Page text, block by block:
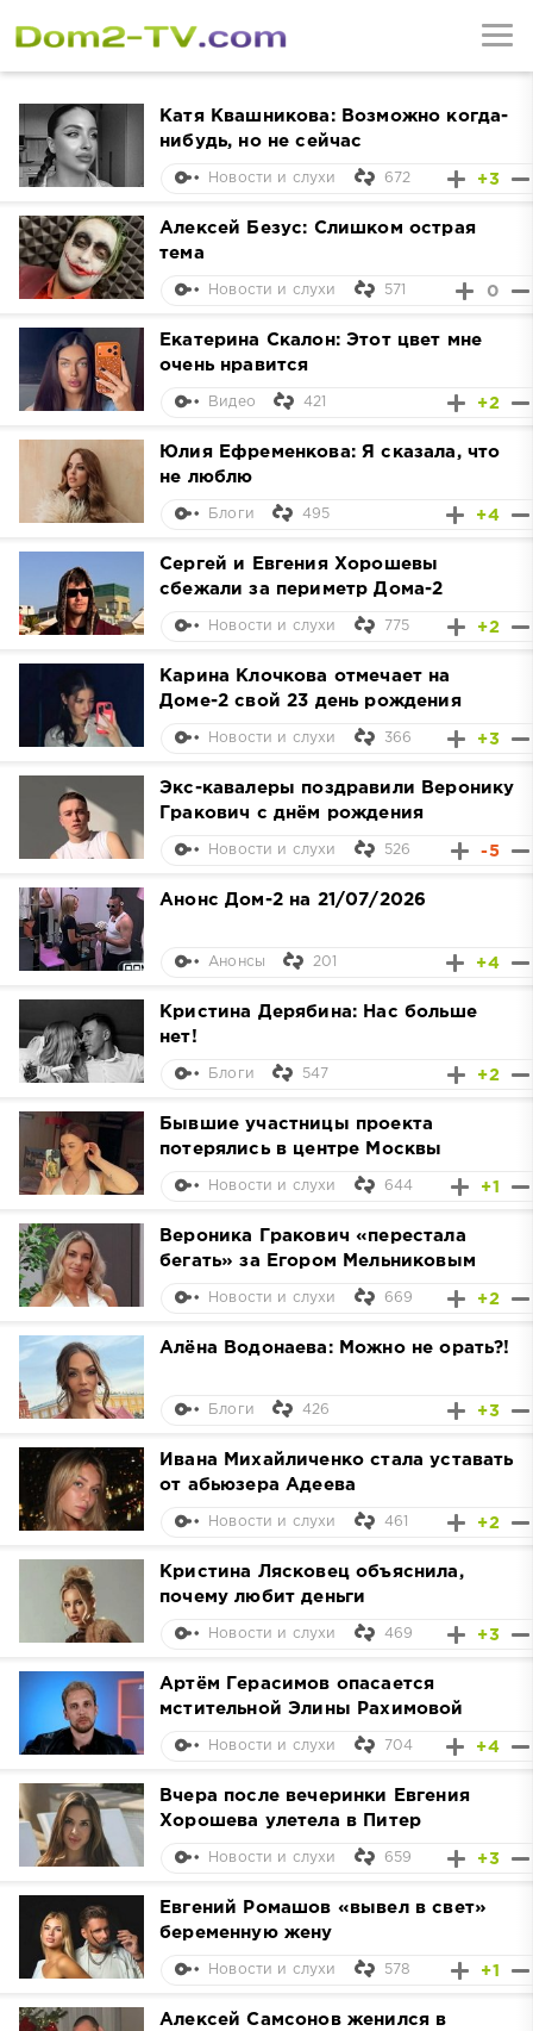
Катя Квашникова: Возможно когда-
нибудь, но не сейчас
+3
Новости и слухи 672
Алексей Безус: Слишком острая
тема
0
Новости и слухи 571
Екатерина Скалон: Этот цвет мне
очень нравится
+2
Видео 421
Юлия Ефременкова: Я сказала, что
не люблю
+4
Блоги 495
Сергей и Евгения Хорошевы
сбежали за периметр Дома-2
+2
Новости и слухи 775
Карина Клочкова отмечает на
Доме-2 свой 23 день рождения
+3
Новости и слухи 366
Экс-кавалеры поздравили Веронику
Гракович с днём рождения
-5
Новости и слухи 526
Анонс Дом-2 на 21/07/2026
+4
Анонсы 201
Кристина Дерябина: Нас больше
нет!
+2
Блоги 547
Бывшие участницы проекта
потерялись в центре Москвы
+1
Новости и слухи 644
Вероника Гракович «перестала
бегать» за Егором Мельниковым
+2
Новости и слухи 669
Алёна Водонаева: Можно не орать?!
+3
Блоги 426
Ивана Михайличенко стала уставать
от абьюзера Адеева
+2
Новости и слухи 461
Кристина Лясковец объяснила,
почему любит деньги
+3
Новости и слухи 469
Артём Герасимов опасается
мстительной Элины Рахимовой
+4
Новости и слухи 704
Вчера после вечеринки Евгения
Хорошева улетела в Питер
+3
Новости и слухи 659
Евгений Ромашов «вывел в свет»
беременную жену
+1
Новости и слухи 578
Алексей Самсонов женился в